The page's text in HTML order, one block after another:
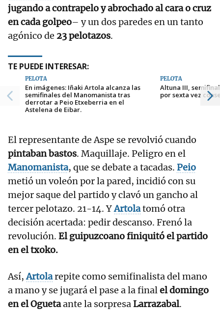
jugando a contrapelo y abrochado al cara o cruz
en cada golpeo– y un dos paredes en un tanto
agónico de 23 pelotazos.
TE PUEDE INTERESAR:
PELOTA
En imágenes: Iñaki Artola alcanza las
semifinales del Manomanista tras
derrotar a Peio Etxeberria en el
Astelena de Eibar.
PELOTA
Altuna III,
por sexta vez
El representante de Aspe se revolvió cuando
pintaban bastos. Maquillaje. Peligro en el
Manomanista, que se debate a tacadas. Peio
metió un voleón por la pared, incidió con su
mejor saque del partido y clavó un gancho al
tercer pelotazo. 21-14. YArtolatomó otra
decisión acertada: pedir descanso. Frenó la
revolución. El guipuzcoano finiquitó el partido
en el txoko.
Así,Artola repite como semifinalista del mano
a mano y se jugará el pase a la final el domingo
en el Oguetaante la sorpresa Larrazabal.